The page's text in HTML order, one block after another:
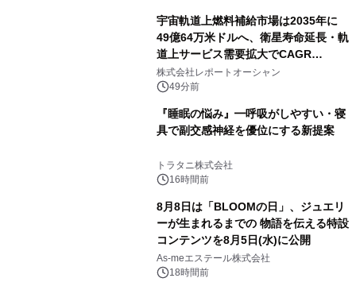
宇宙軌道上燃料補給市場は2035年に
49億64万米ドルへ、衛星寿命延長・軌
道上サービス需要拡大でCAGR
12.70%の成長を実現
株式会社レポートオーシャン
49分前
『睡眠の悩み』━呼吸がしやすい・寝
具で副交感神経を優位にする新提案
トラタニ株式会社
16時間前
8月8日は「BLOOMの日」、ジュエリ
ーが生まれるまでの 物語を伝える特設
コンテンツを8月5日(水)に公開
As-meエステール株式会社
18時間前